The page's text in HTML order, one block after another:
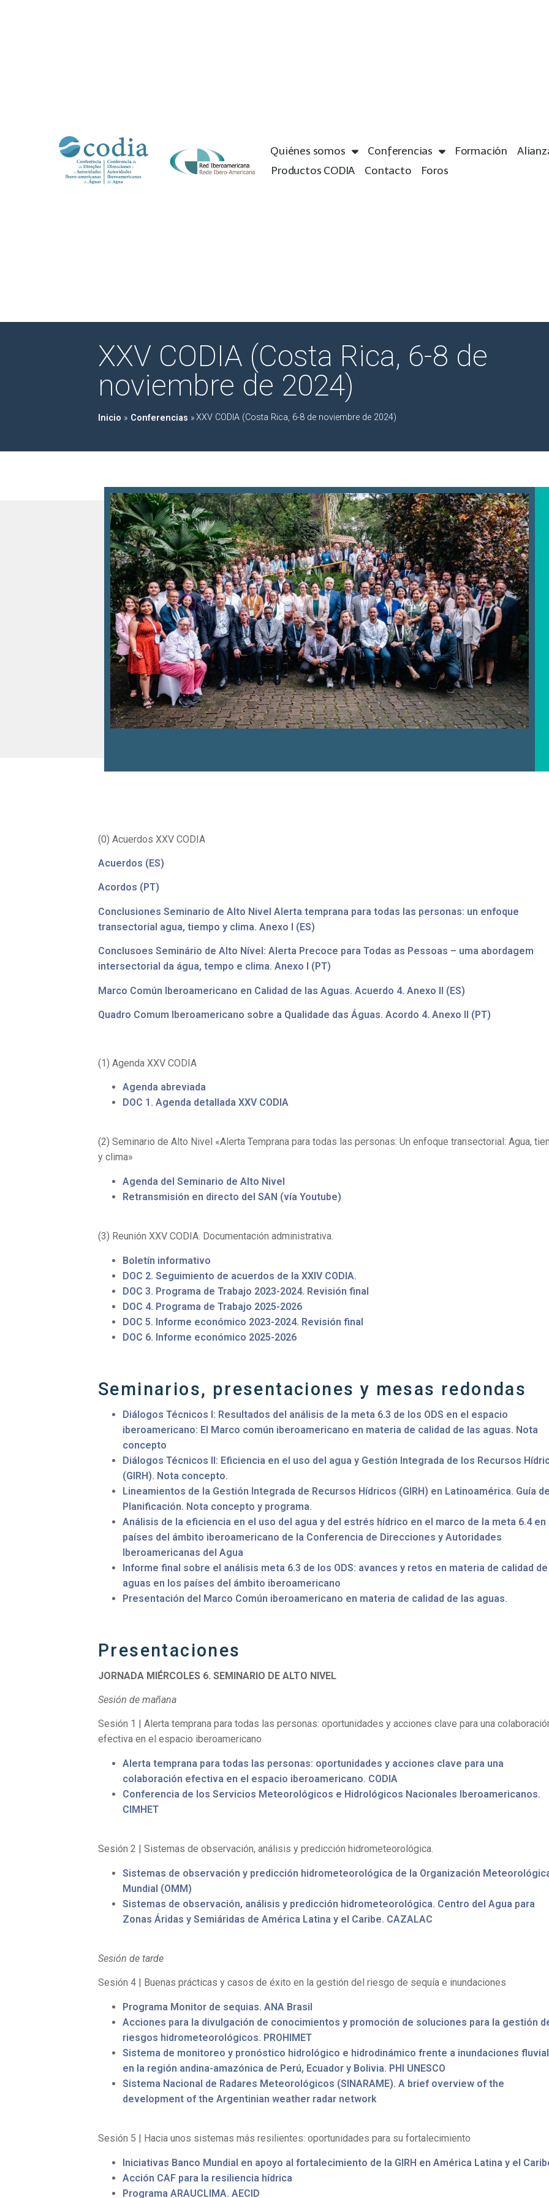
Quiénes somos Conferencias Formación
Productos CODIA
Contacto Foros
XXV CODIA (Costa Rica, 6-8 de
noviembre de 2024)
Inicio » Conferencias »XXV CODIA (Costa Rica, 6-8 de noviembre de 2024)
(0) Acuerdos XXV CODIA
Acuerdos (ES)
Acordos (PT)
Conclusiones Seminario de Alto Nivel Alerta temprana para todas las personas: un enfoque
transectorial agua, tiempo y clima. Anexo I (ES)
Conclusoes Seminário de Alto Nível: Alerta Precoce para Todas as Pessoas – uma abordagem
intersectorial da água, tempo e clima. Anexo I (PT)
Marco Común Iberoamericano en Calidad de las Aguas. Acuerdo 4. Anexo II (ES)
Quadro Comum Iberoamericano sobre a Qualidade das Águas. Acordo 4. Anexo II (PT)
(1) Agenda XXV CODIA
Agenda abreviada
DOC 1. Agenda detallada XXV CODIA
(2) Seminario de Alto Nivel «Alerta Temprana para todas las personas: Un enfoque transectorial: Agua,
y clima»
Agenda del Seminario de Alto Nivel
Retransmisión en directo del SAN (vía Youtube)
(3) Reunión XXV CODIA. Documentación administrativa.
Boletín informativo
DOC 2. Seguimiento de acuerdos de la XXIV CODIA.
DOC 3. Programa de Trabajo 2023-2024. Revisión final
DOC 4. Programa de Trabajo 2025-2026
DOC 5. Informe económico 2023-2024. Revisión final
DOC 6. Informe económico 2025-2026
Seminarios, presentaciones y mesas redondas
Diálogos Técnicos I: Resultados del análisis de la meta 6.3 de los ODS en el espacio
iberoamericano: El Marco común iberoamericano en materia de calidad de las aguas. Nota
concepto
Diálogos Técnicos II: Eficiencia en el uso del agua y Gestión Integrada de los Recursos
(GIRH). Nota concepto.
Lineamientos de la Gestión Integrada de Recursos Hídricos (GIRH) en Latinoamérica. Guía
Planificación. Nota concepto y programa.
Análisis de la eficiencia en el uso del agua y del estrés hídrico en el marco de la meta 6.4 en
países del ámbito iberoamericano de la Conferencia de Direcciones y Autoridades
Iberoamericanas del Agua
Informe final sobre el análisis meta 6.3 de los ODS: avances y retos en materia de calidad
aguas en los países del ámbito iberoamericano
Presentación del Marco Común iberoamericano en materia de calidad de las aguas.
Presentaciones
JORNADA MIÉRCOLES 6. SEMINARIO DE ALTO NIVEL
Sesión de mañana
Sesión 1 | Alerta temprana para todas las personas: oportunidades y acciones clave para una
efectiva en el espacio iberoamericano
Alerta temprana para todas las personas: oportunidades y acciones clave para una
colaboración efectiva en el espacio iberoamericano. CODIA
Conferencia de los Servicios Meteorológicos e Hidrológicos Nacionales Iberoamericanos.
CIMHET
Sesión 2 | Sistemas de observación, análisis y predicción hidrometeorológica.
Sistemas de observación y predicción hidrometeorológica de la Organización
Mundial (OMM)
Sistemas de observación, análisis y predicción hidrometeorológica. Centro del Agua para
Zonas Áridas y Semiáridas de América Latina y el Caribe. CAZALAC
Sesión de tarde
Sesión 4 | Buenas prácticas y casos de éxito en la gestión del riesgo de sequía e inundaciones
Programa Monitor de sequias. ANA Brasil
Acciones para la divulgación de conocimientos y promoción de soluciones para la gestión
riesgos hidrometeorológicos. PROHIMET
Sistema de monitoreo y pronóstico hidrológico e hidrodinámico frente a inundaciones
en la región andina-amazónica de Perú, Ecuador y Bolivia. PHI UNESCO
Sistema Nacional de Radares Meteorológicos (SINARAME). A brief overview of the
development of the Argentinian weather radar network
Sesión 5 | Hacia unos sistemas más resilientes: oportunidades para su fortalecimiento
Iniciativas Banco Mundial en apoyo al fortalecimiento de la GIRH en América Latina y el
Acción CAF para la resiliencia hídrica
Programa ARAUCLIMA. AECID